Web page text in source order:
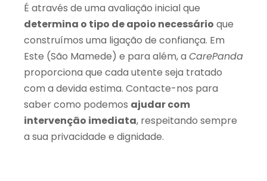
É através de uma avaliação inicial que
determina o tipo de apoio necessário que
construímos uma ligação de confiança. Em
Este (São Mamede) e para além, a CarePanda
proporciona que cada utente seja tratado
com a devida estima. Contacte-nos para
saber como podemos ajudar com
intervenção imediata, respeitando sempre
a sua privacidade e dignidade.